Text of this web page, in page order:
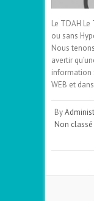
Le TDAH
ou sans
Nous
avertir
information
WEB et
By
Non classé